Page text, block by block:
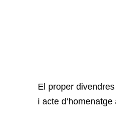
El proper
i acte